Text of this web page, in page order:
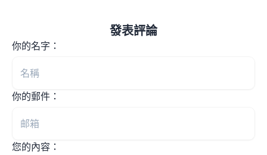
發表評論
你的名字：
你的郵件：
您的內容：